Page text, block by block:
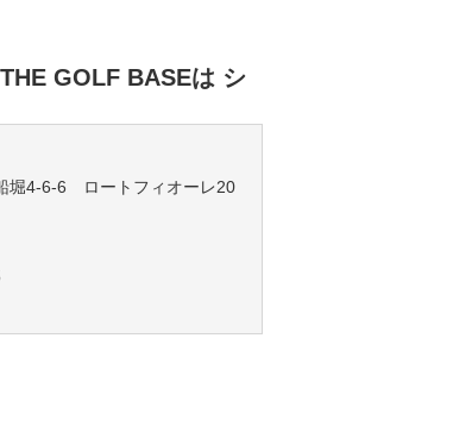
GOLF BASEは シ
堀4-6-6 ロートフィオーレ20